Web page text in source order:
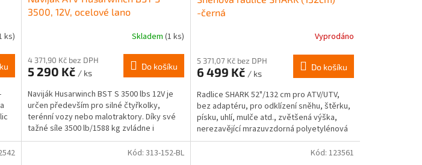
ks)
3500, 12V, ocelové lano
Skladem (1 ks)
4 371,90 Kč bez DPH
5 290 Kč / ks
Do košíku
Naviják Husarwinch BST S 3500 lbs 12V je
určen především pro silné čtyřkolky,
terénní vozy nebo malotraktory. Díky své
tažné síle 3500 lb/1588 kg zvládne i
středně těžké...
-černá
Vyprodáno
5 371,07 Kč bez DPH
6 499 Kč / ks
Do košíku
Radlice SHARK 52"/132 cm pro ATV/UTV,
bez adaptéru, pro odklízení sněhu, štěrku,
písku, uhlí, mulče atd., zvětšená výška,
nerezavějící mrazuvzdorná polyetylénová
konstrukce,...
Kód: 313-152-BL Kód: 123561